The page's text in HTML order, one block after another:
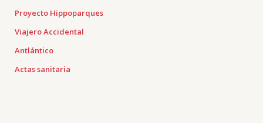
Proyecto Hippoparques
Viajero Accidental
Antlántico
Actas sanitaria